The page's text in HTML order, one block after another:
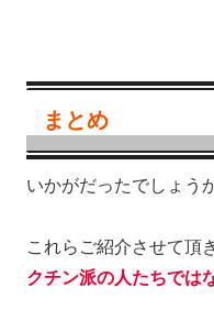
まとめ
いかがだったでしょう
これらご紹介させて頂
クチン派の人たちでは